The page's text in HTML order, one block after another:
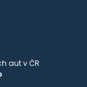
aut v ČR